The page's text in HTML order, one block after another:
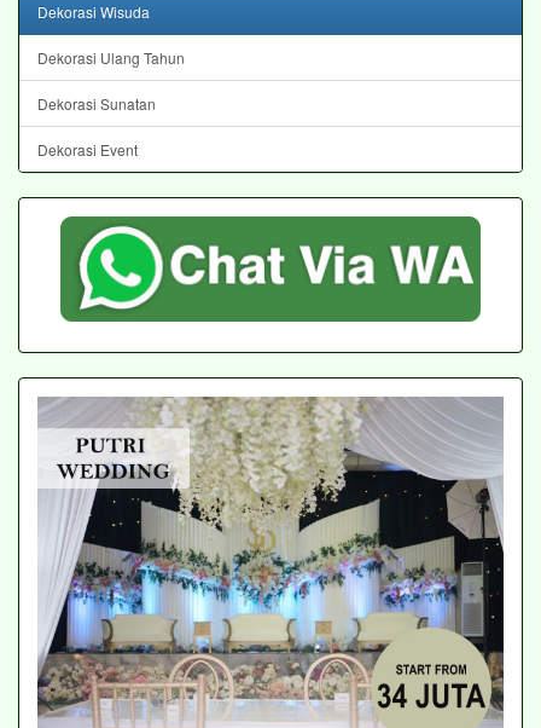
Dekorasi Wisuda
Dekorasi Ulang Tahun
Dekorasi Sunatan
Dekorasi Event